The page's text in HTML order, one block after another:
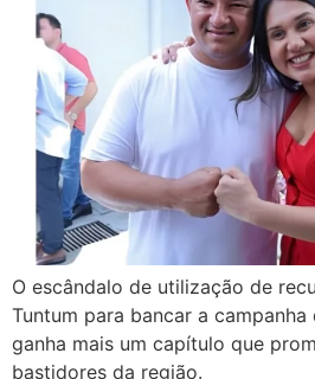
O escândalo de utilização de
Tuntum para bancar a campanha
ganha mais um capítulo que
bastidores da região.